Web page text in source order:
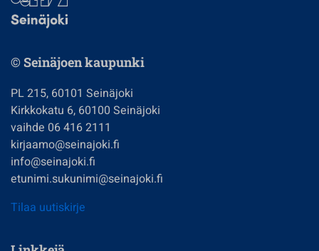
© Seinäjoen kaupunki
PL 215, 60101 Seinäjoki
Kirkkokatu 6, 60100 Seinäjoki
vaihde 06 416 2111
kirjaamo@seinajoki.fi
info@seinajoki.fi
etunimi.sukunimi@seinajoki.fi
Tilaa uutiskirje